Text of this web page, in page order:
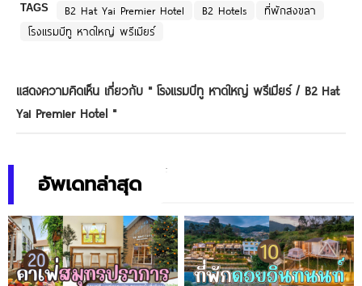
TAGS B2 Hat Yai Premier Hotel B2 Hotels
ที่พักสงขลา
โรงแรมบีทู หาดใหญ่ พรีเมียร์
แสดงความคิดเห็น เกี่ยวกับ " โรงแรมบีทู หาดใหญ่ พรีเมียร์ / B2 Hat
Yai Premier Hotel "
อัพเดทล่าสุด